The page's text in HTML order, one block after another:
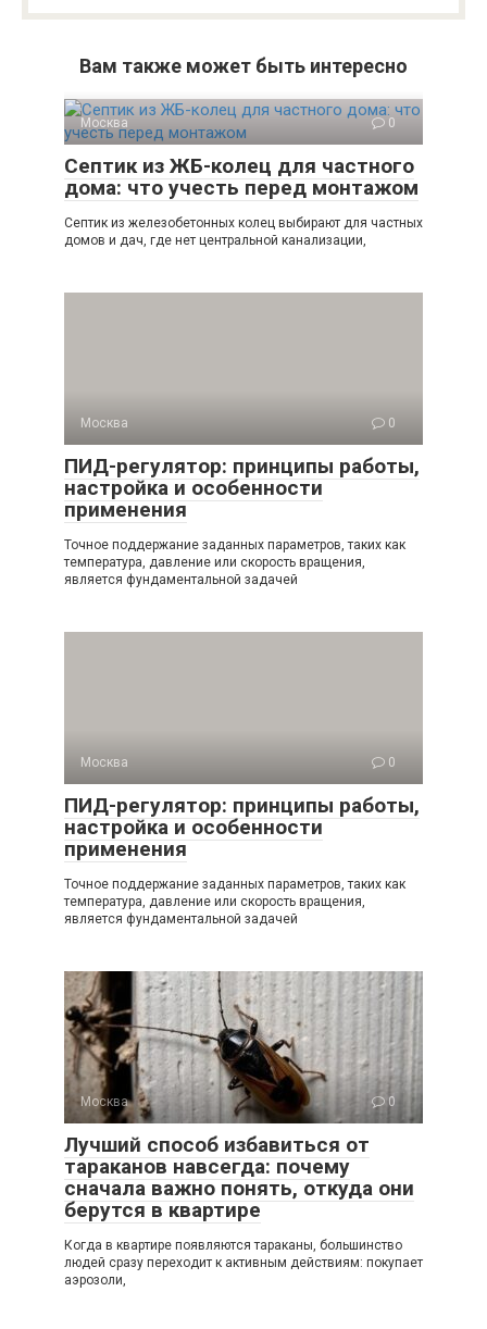
Вам также может быть интересно
Москва 0
Септик из ЖБ-колец для частного
дома: что учесть перед монтажом
Септик из железобетонных колец выбирают для частных
домов и дач, где нет центральной канализации,
Москва 0
ПИД-регулятор: принципы работы,
настройка и особенности
применения
Точное поддержание заданных параметров, таких как
температура, давление или скорость вращения,
является фундаментальной задачей
Москва 0
ПИД-регулятор: принципы работы,
настройка и особенности
применения
Точное поддержание заданных параметров, таких как
температура, давление или скорость вращения,
является фундаментальной задачей
Москва 0
Лучший способ избавиться от
тараканов навсегда: почему
сначала важно понять, откуда они
берутся в квартире
Когда в квартире появляются тараканы, большинство
людей сразу переходит к активным действиям: покупает
аэрозоли,